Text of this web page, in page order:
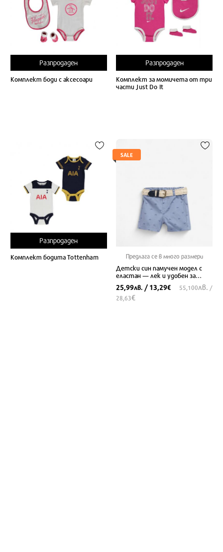
Разпродаден
Комплект боди с аксесоари
Разпродаден
Комплект за момичета от три
части Just Do It
Разпродаден
Комплект бодита Tottenham
SALE
Предлага се в много размери
Детски син памучен модел с
еластан — лек и удобен за
летни игри
25,99лв. / 13,29€ 55,100лв. /
28,63€